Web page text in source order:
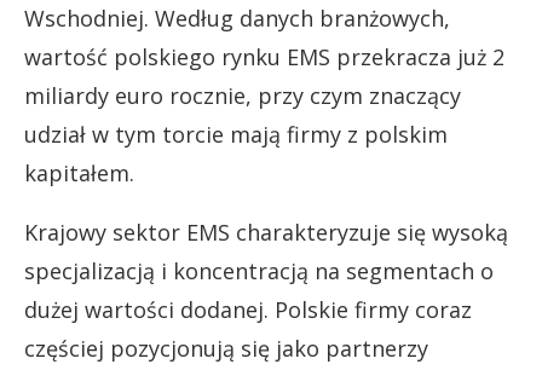
Wschodniej. Według danych branżowych,
wartość polskiego rynku EMS przekracza już 2
miliardy euro rocznie, przy czym znaczący
udział w tym torcie mają firmy z polskim
kapitałem.
Krajowy sektor EMS charakteryzuje się wysoką
specjalizacją i koncentracją na segmentach o
dużej wartości dodanej. Polskie firmy coraz
częściej pozycjonują się jako partnerzy